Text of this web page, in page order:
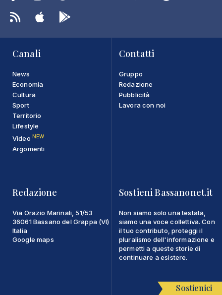
Canali
News
Economia
Cultura
Sport
Territorio
Lifestyle
Video NEW
Argomenti
Contatti
Gruppo
Redazione
Pubblicità
Lavora con noi
Redazione
Via Orazio Marinali, 51/53
36061 Bassano del Grappa (VI)
Italia
Google maps
Sostieni Bassanonet.it
Non siamo solo una testata,
siamo una voce collettiva. Con
il tuo contributo, proteggi il
pluralismo dell'informazione e
permetti a queste storie di
continuare a esistere.
Sostienici